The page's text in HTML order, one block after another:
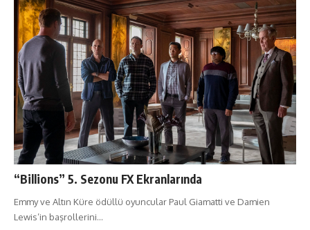
“Billions” 5. Sezonu FX Ekranlarında
Emmy ve Altın Küre ödüllü oyuncular Paul Giamatti ve Damien
Lewis’in başrollerini…